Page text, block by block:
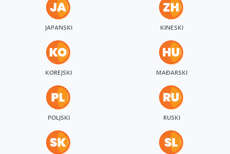
JAPANSKI KINESKI
KOREJSKI MAĐARSKI
POLJSKI RUSKI